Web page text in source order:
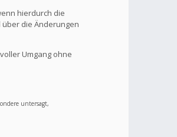
hierdurch die
die Änderungen
Umgang ohne
untersagt,